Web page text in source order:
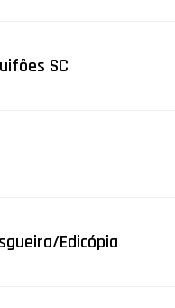
SC
Edicópia